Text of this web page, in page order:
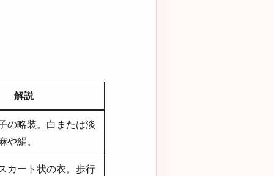
解説
の略装。白または淡
や絹。
カート状の衣。歩行